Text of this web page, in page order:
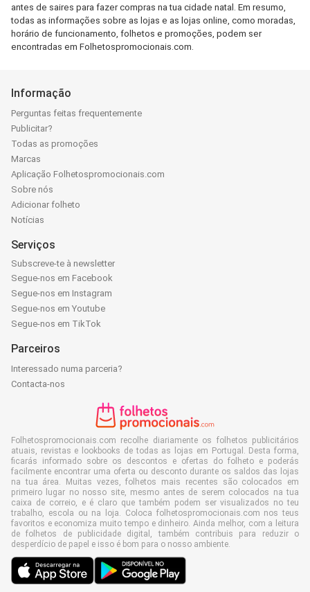
antes de saires para fazer compras na tua cidade natal. Em resumo,
todas as informações sobre as lojas e as lojas online, como moradas,
horário de funcionamento, folhetos e promoções, podem ser
encontradas em Folhetospromocionais.com.
Informação
Perguntas feitas frequentemente
Publicitar?
Todas as promoções
Marcas
Aplicação Folhetospromocionais.com
Sobre nós
Adicionar folheto
Notícias
Serviços
Subscreve-te à newsletter
Segue-nos em Facebook
Segue-nos em Instagram
Segue-nos em Youtube
Segue-nos em TikTok
Parceiros
Interessado numa parceria?
Contacta-nos
Folhetospromocionais.com recolhe diariamente os folhetos publicitários
atuais, revistas e lookbooks de todas as lojas em Portugal. Desta forma,
ficarás informado sobre os descontos e ofertas do folheto e poderás
facilmente encontrar uma oferta ou desconto durante os saldos das lojas
na tua área. Muitas vezes, folhetos mais recentes são colocados em
primeiro lugar no nosso site, mesmo antes de serem colocados na tua
caixa de correio, e é claro que também podem ser visualizados no teu
trabalho, escola ou na loja. Coloca folhetospromocionais.com nos teus
favoritos e economiza muito tempo e dinheiro. Ainda melhor, com a leitura
de folhetos de publicidade digital, também contribuis para reduzir o
desperdício de papel e isso é bom para o nosso ambiente.